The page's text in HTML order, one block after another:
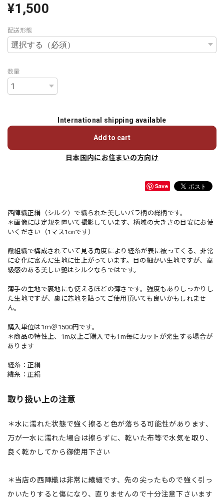
¥1,500
配送形態
数量
International shipping available
Add to cart
日本国内にお住まいの方向け
Save
西陣織正絹（シルク）で織られた美しいバラ柄の総柄です。
＊画像には定規を置いて撮影しています、柄域の大きさの目安にお使
いください（1マス1㎝です）
霞組織で構成されていて見る角度により経糸が表に被ってくる、非常
に変化に富んだ生地に仕上がっています。目の細かい生地ですが、高
級感のある美しい艶はシルクならではです。
薄手の生地で裏地にも使えるほどの薄さです。強度もありしっかりし
た生地ですが、裏に芯地を貼ってご使用頂いても良いかもしれませ
ん。
購入単位は1ｍ＠1500円です。
＊商品の特性上、1m以上ご購入でも1m毎にカットが発生する場合が
あります
経糸：正絹
緯糸：正絹
取り扱い上の注意
＊水に濡れた状態で強く擦ると色が落ちる可能性があります、
万が一水に濡れた場合は擦らずに、乾いた布等で水気を取り、
良く乾かしてから御使用下さい
＊当店の西陣織は非常に繊細です、先の尖ったもので強く引っ
かいたりすると傷になり、直りませんので十分注意下さいます